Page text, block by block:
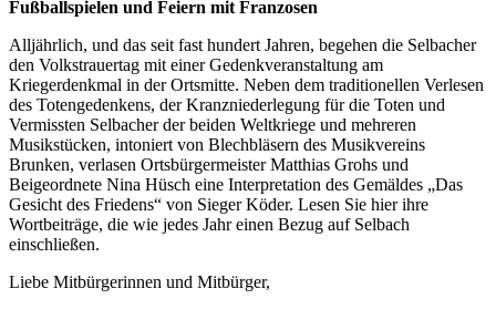
Fußballspielen und Feiern mit Franzosen
Alljährlich, und das seit fast hundert Jahren, begehen die Selbacher
den Volkstrauertag mit einer Gedenkveranstaltung am
Kriegerdenkmal in der Ortsmitte. Neben dem traditionellen Verlesen
des Totengedenkens, der Kranzniederlegung für die Toten und
Vermissten Selbacher der beiden Weltkriege und mehreren
Musikstücken, intoniert von Blechbläsern des Musikvereins
Brunken, verlasen Ortsbürgermeister Matthias Grohs und
Beigeordnete Nina Hüsch eine Interpretation des Gemäldes „Das
Gesicht des Friedens“ von Sieger Köder. Lesen Sie hier ihre
Wortbeiträge, die wie jedes Jahr einen Bezug auf Selbach
einschließen.
Liebe Mitbürgerinnen und Mitbürger,